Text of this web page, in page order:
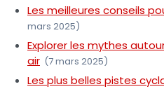
Les meilleures conseils
mars 2025)
Explorer les mythes
air (7 mars 2025)
Les plus belles pistes